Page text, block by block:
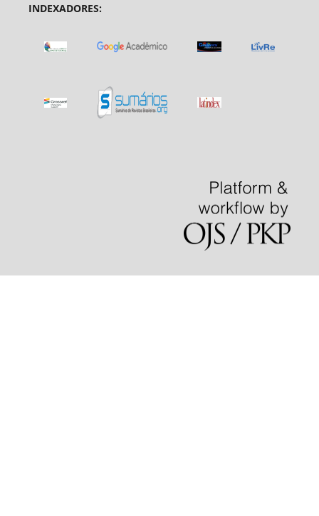
INDEXADORES: